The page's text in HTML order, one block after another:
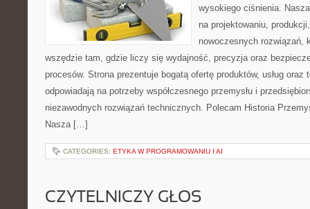
wysokiego ciśnienia.
na projektowaniu,
nowoczesnych rozwiązań,
wszędzie tam, gdzie liczy się wydajność, precyzja oraz
procesów. Strona prezentuje bogatą ofertę produktów, usług oraz
odpowiadają na potrzeby współczesnego przemysłu i
niezawodnych rozwiązań technicznych. Polecam Historia
Nasza […]
CATEGORIES: ETYKA W PROGRAMOWANIU I AI
CZYTELNICZY GŁOS